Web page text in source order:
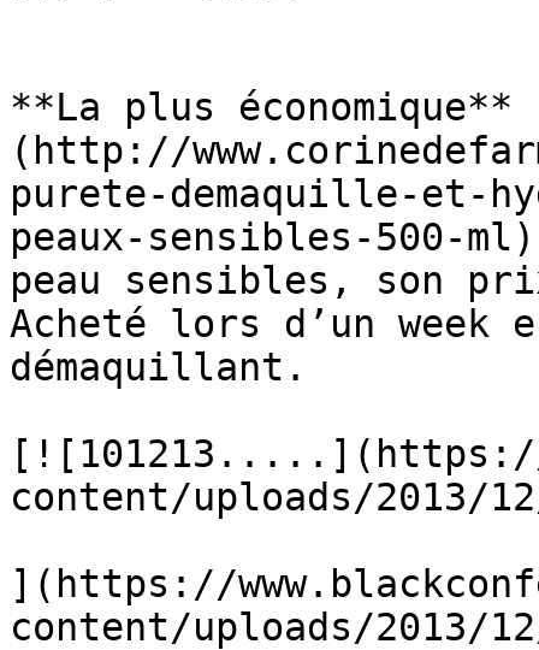
**La plus
(http://
purete-demaquille-et-
peaux-sensibles-500-
peau sensibles, son
Acheté lors d’un week
démaquillant.
content/uploads/2013/
](https://
content/uploads/2013/